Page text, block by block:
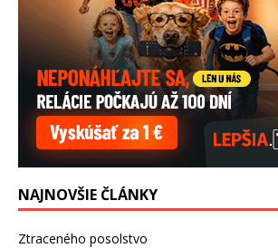
NAJNOVŠIE ČLÁNKY
Ztraceného posolstvo